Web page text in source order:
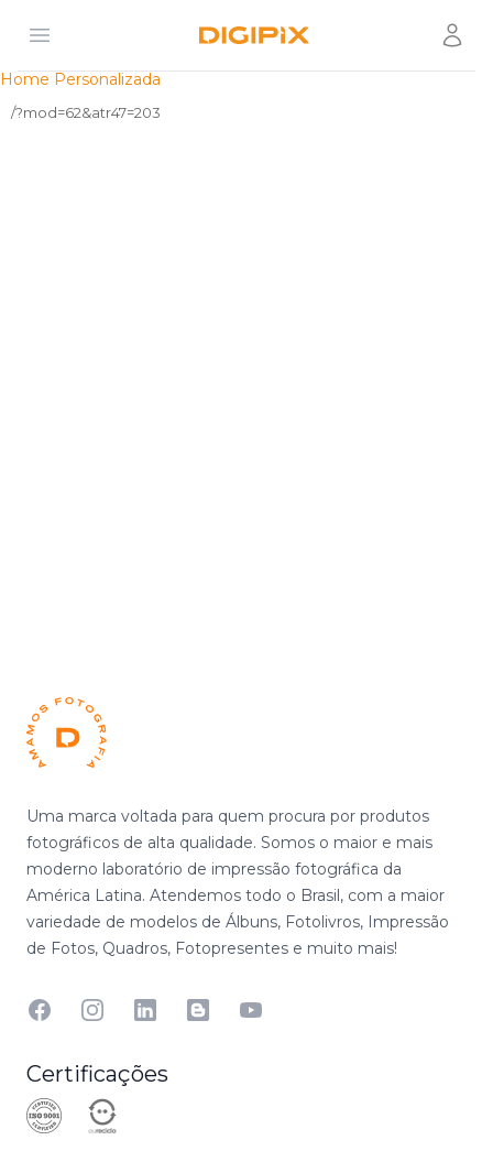
Open menu Digipix
Home Personalizada
/?mod=62&atr47=203
Uma marca voltada para quem procura por produtos
fotográficos de alta qualidade. Somos o maior e mais
moderno laboratório de impressão fotográfica da
América Latina. Atendemos todo o Brasil, com a maior
variedade de modelos de Álbuns, Fotolivros, Impressão
de Fotos, Quadros, Fotopresentes e muito mais!
FacebookInstagramLinkedinBlog YouTube
Certificações